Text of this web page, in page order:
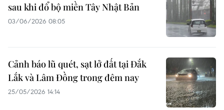
sau khi đổ bộ miền Tây Nhật Bản
03/06/2026 08:05
Cảnh báo lũ quét, sạt lở đất tại Đắk
Lắk và Lâm Đồng trong đêm nay
25/05/2026 14:14